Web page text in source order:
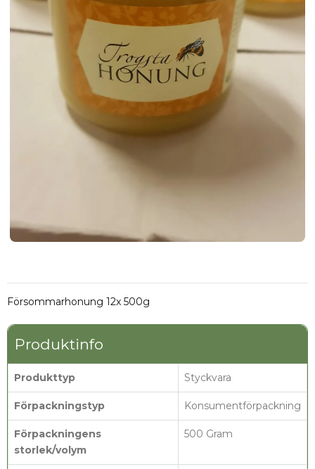
Försommarhonung 12x 500g
Produktinfo
Produkttyp Styckvara
Förpackningstyp Konsumentförpackning
Förpackningens
storlek/volym
500 Gram